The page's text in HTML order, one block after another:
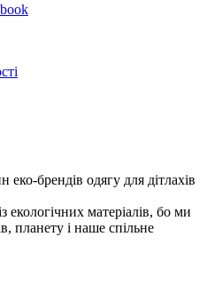
брендів одягу для дітлахів
екологічних матеріалів, бо ми
планету і наше спільне